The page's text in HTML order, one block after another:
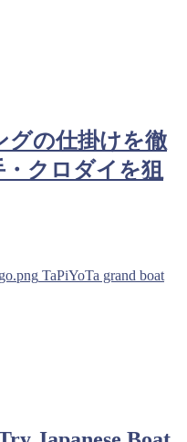
グの仕掛けを徹
クロダイを狙
TaPiYoTa grand boat